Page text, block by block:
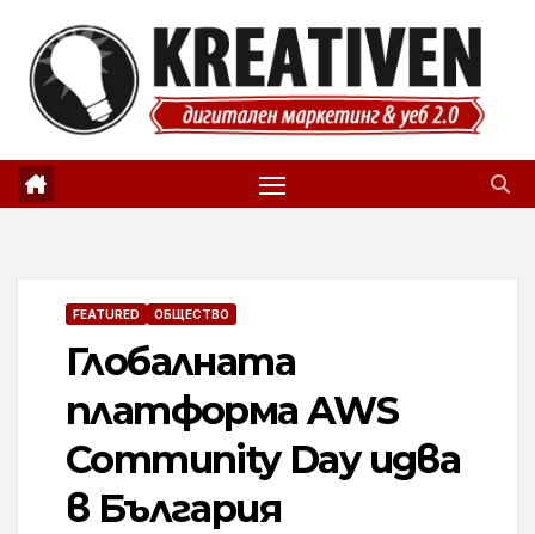
content
FEATURED ОБЩЕСТВО
Глобалната
платформа AWS
Community Day идва
в България